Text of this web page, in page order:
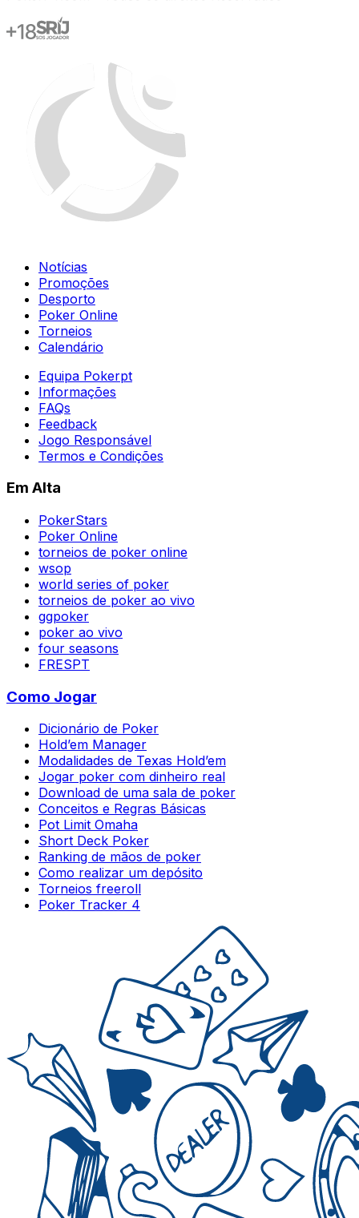
Notícias
Promoções
Desporto
Poker Online
Torneios
Calendário
Equipa Pokerpt
Informações
FAQs
Feedback
Jogo Responsável
Termos e Condições
Em Alta
PokerStars
Poker Online
torneios de poker online
wsop
world series of poker
torneios de poker ao vivo
ggpoker
poker ao vivo
four seasons
FRESPT
Como Jogar
Dicionário de Poker
Hold’em Manager
Modalidades de Texas Hold’em
Jogar poker com dinheiro real
Download de uma sala de poker
Conceitos e Regras Básicas
Pot Limit Omaha
Short Deck Poker
Ranking de mãos de poker
Como realizar um depósito
Torneios freeroll
Poker Tracker 4